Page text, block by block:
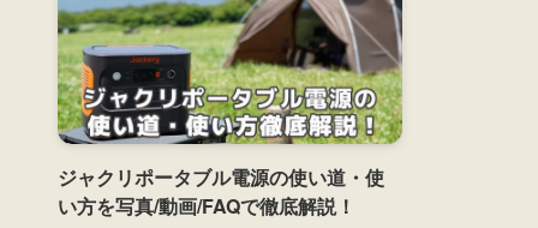
ジャクリポータブル電源の使い道・使
い方を写真/動画/FAQで徹底解説！